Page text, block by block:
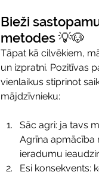
Bieži
metodes 💡🐶
Tāpat kā cilvēkiem,
un izpratni. Pozitīvas
vienlaikus stiprinot
mājdzīvnieku:
Sāc agri: ja tavs
Agrīna apmācība
ieradumu
Esi konsekvents: